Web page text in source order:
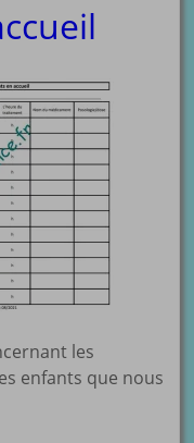
les
enfants que nous